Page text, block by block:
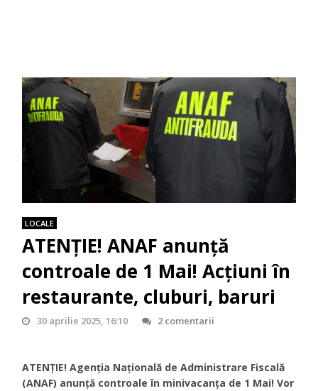
LOCALE
ATENȚIE! ANAF anunță
controale de 1 Mai! Acțiuni în
restaurante, cluburi, baruri
30 aprilie 2025, 16:10 2 comentarii
ATENȚIE! Agenția Națională de Administrare Fiscală
(ANAF) anunță controale în minivacanța de 1 Mai! Vor